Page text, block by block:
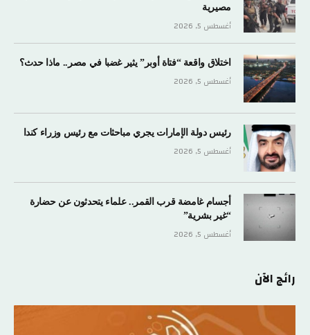
مصيرية
أغسطس 5, 2026
اختلاق واقعة “فتاة أوبر” يثير غضبا في مصر.. ماذا حدث؟
أغسطس 5, 2026
رئيس دولة الإمارات يجري مباحثات مع رئيس وزراء كندا
أغسطس 5, 2026
أجسام غامضة قرب القمر.. علماء يتحدثون عن حضارة
“غير بشرية”
أغسطس 5, 2026
رائج الآن